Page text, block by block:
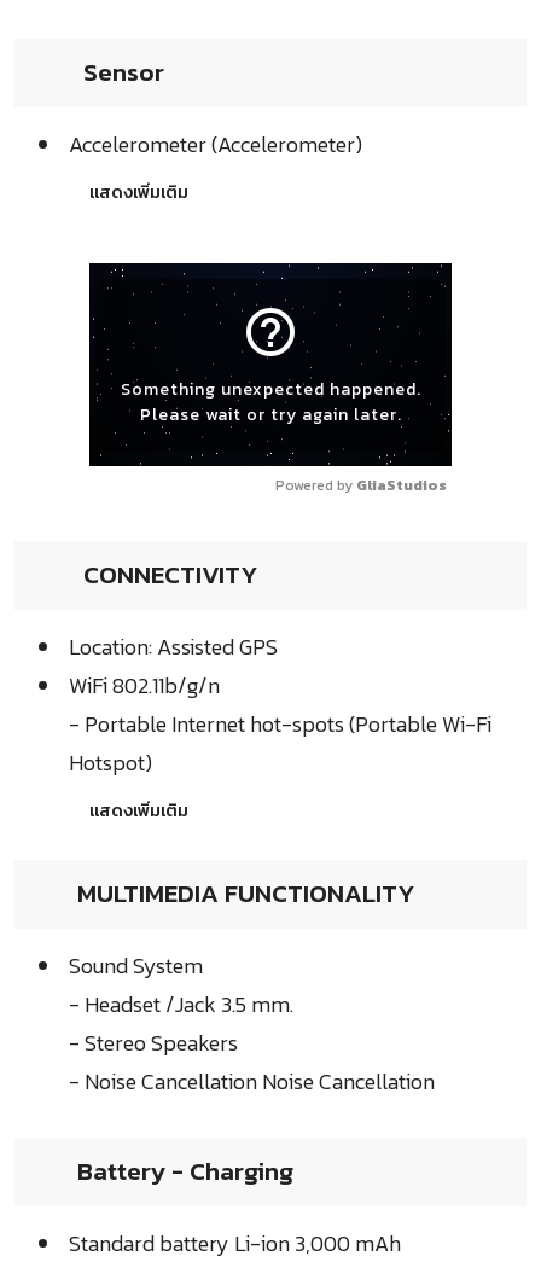
Sensor
Accelerometer (Accelerometer)
แสดงเพิ่มเติม
help_outline
Something unexpected happened.
Please wait or try again later.
Powered by GliaStudios
CONNECTIVITY
Location: Assisted GPS
WiFi 802.11b/g/n
- Portable Internet hot-spots (Portable Wi-Fi
Hotspot)
แสดงเพิ่มเติม
MULTIMEDIA FUNCTIONALITY
Sound System
- Headset /Jack 3.5 mm.
- Stereo Speakers
- Noise Cancellation Noise Cancellation
Battery - Charging
Standard battery Li-ion 3,000 mAh